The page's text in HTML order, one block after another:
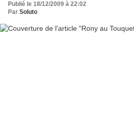
Publié le 18/12/2009 à 22:02
Par Soluto